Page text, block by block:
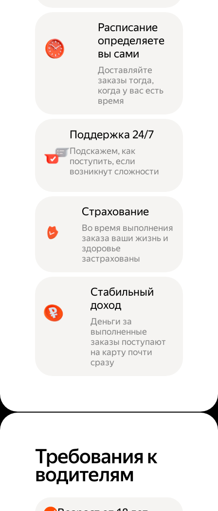
Расписание
определяете
вы сами
Доставляйте
заказы тогда,
когда у вас есть
время
Поддержка 24/7
Подскажем, как
поступить, если
возникнут сложности
Страхование
Во время выполнения
заказа ваши жизнь и
здоровье
застрахованы
Стабильный
доход
Деньги за
выполненные
заказы поступают
на карту почти
сразу
Требования к
водителям